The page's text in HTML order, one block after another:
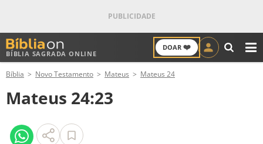
BÍBLIA SAGRADA ONLINE
DOAR ❤️
ANTIGO TESTAMENTO
NOVO TESTAMENTO
VERSÍCULOS
Bíblia Novo Testamento Mateus Mateus 24
Mateus 24:23